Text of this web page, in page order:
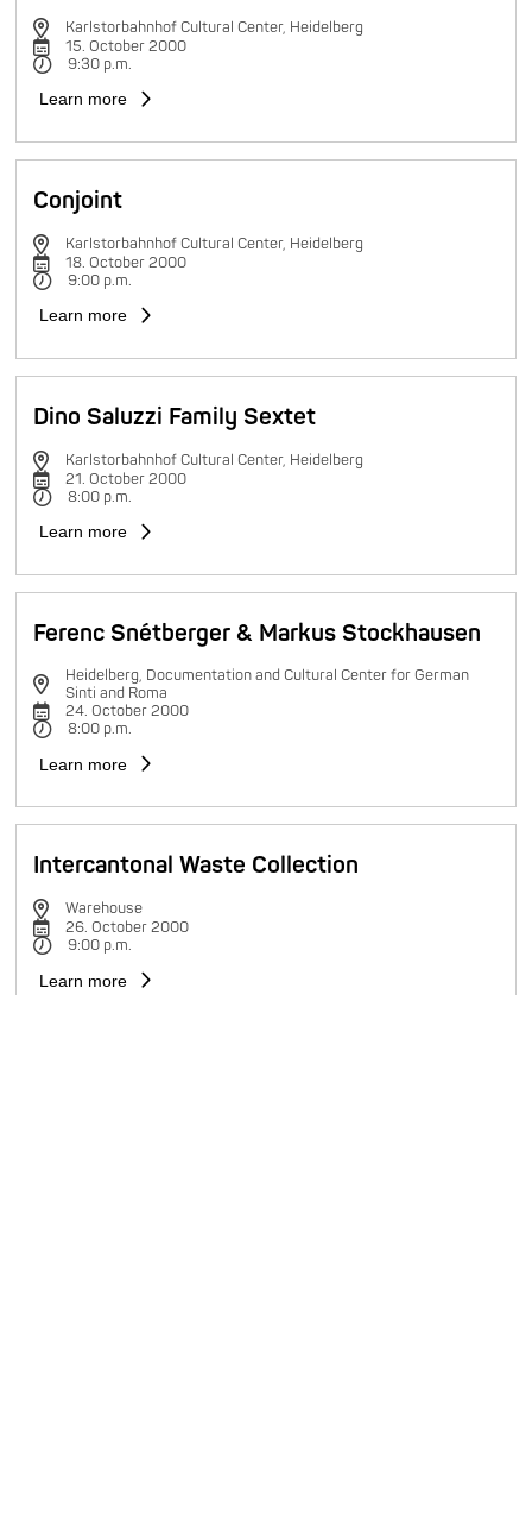
Karlstorbahnhof Cultural Center, Heidelberg
15. October 2000
9:30 p.m.
Learn more
Conjoint
Karlstorbahnhof Cultural Center, Heidelberg
18. October 2000
9:00 p.m.
Learn more
Dino Saluzzi Family Sextet
Karlstorbahnhof Cultural Center, Heidelberg
21. October 2000
8:00 p.m.
Learn more
Ferenc Snétberger & Markus Stockhausen
Heidelberg, Documentation and Cultural Center for German
Sinti and Roma
24. October 2000
8:00 p.m.
Learn more
Intercantonal Waste Collection
Warehouse
26. October 2000
9:00 p.m.
Learn more